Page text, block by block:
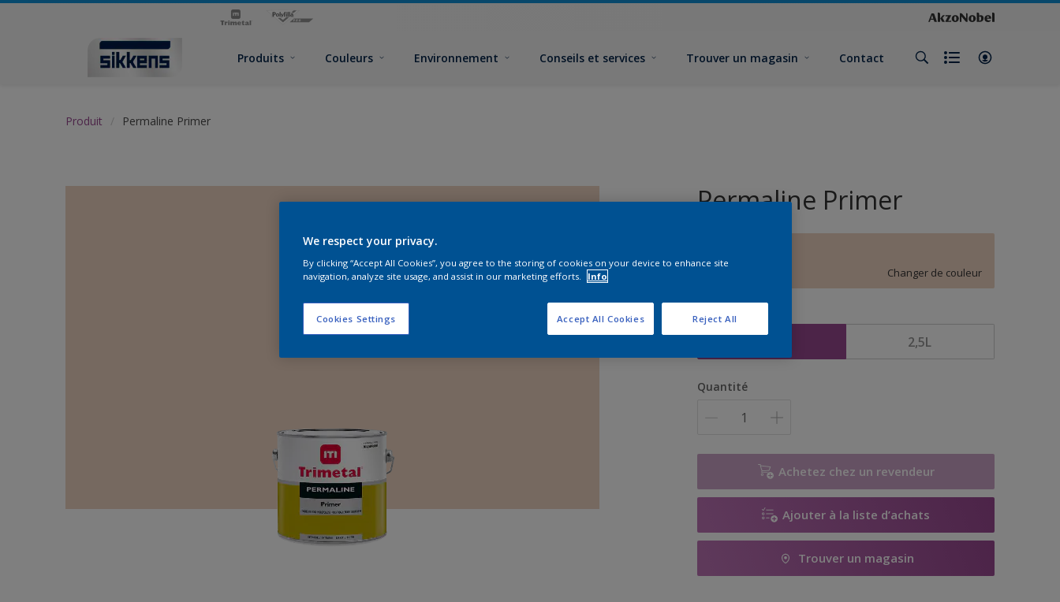
Produits Couleurs Environnement Conseils et services Trouver un magasin Contact
Produit Permaline Primer
Permaline Primer
Changer de couleur
Format
2,5L
Quantité
Achetez chez un revendeur
Ajouter à la liste d’achats
Trouver un magasin
We respect your privacy.
By clicking “Accept All Cookies”, you agree to the storing of cookies on your device to enhance site
navigation, analyze site usage, and assist in our marketing efforts.
Info
Cookies Settings Reject All
Accept All Cookies